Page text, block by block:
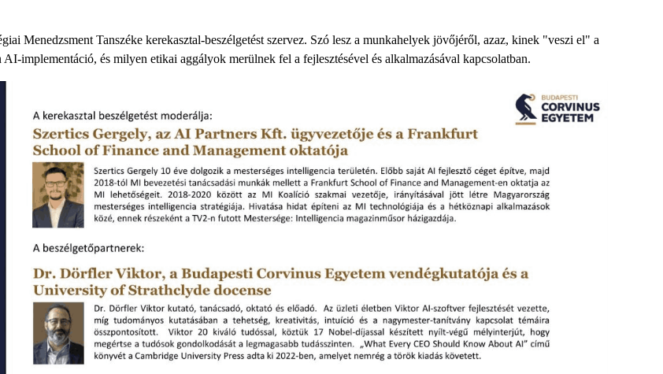
Menedzsment Tanszéke kerekasztal-beszélgetést szervez. Szó lesz a munkahelyek jövőjéről, azaz, kinek "veszi el" a
implementáció, és milyen etikai aggályok merülnek fel a fejlesztésével és alkalmazásával kapcsolatban.